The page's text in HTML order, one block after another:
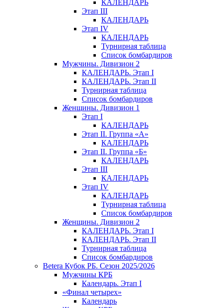
КАЛЕНДАРЬ
Этап III
КАЛЕНДАРЬ
Этап IV
КАЛЕНДАРЬ
Турнирная таблица
Список бомбардиров
Мужчины. Дивизион 2
КАЛЕНДАРЬ. Этап I
КАЛЕНДАРЬ. Этап II
Турнирная таблица
Список бомбардиров
Женщины. Дивизион 1
Этап I
КАЛЕНДАРЬ
Этап II. Группа «А»
КАЛЕНДАРЬ
Этап II. Группа «Б»
КАЛЕНДАРЬ
Этап III
КАЛЕНДАРЬ
Этап IV
КАЛЕНДАРЬ
Турнирная таблица
Список бомбардиров
Женщины. Дивизион 2
КАЛЕНДАРЬ. Этап I
КАЛЕНДАРЬ. Этап II
Турнирная таблица
Список бомбардиров
Betera Кубок РБ. Сезон 2025/2026
Мужчины КРБ
Календарь. Этап I
«Финал четырех»
Календарь